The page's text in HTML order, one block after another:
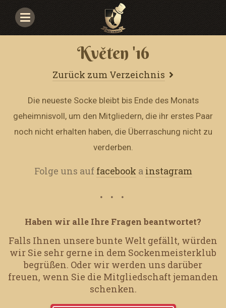
Navigace
Květen '16
Zurück zum Verzeichnis
Die neueste Socke bleibt bis Ende des Monats
geheimnisvoll, um den Mitgliedern, die ihr erstes Paar
noch nicht erhalten haben, die Überraschung nicht zu
verderben.
Folge uns auf facebook a instagram
Haben wir alle Ihre Fragen beantwortet?
Falls Ihnen unsere bunte Welt gefällt, würden
wir Sie sehr gerne in dem Sockenmeisterklub
begrüßen. Oder wir werden uns darüber
freuen, wenn Sie die Mitgliedschaft jemanden
schenken.